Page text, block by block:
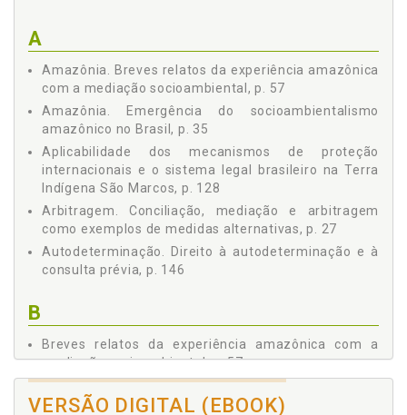
5 BREVES RELATOS DA EXPERIÊNCIA AMAZÔNICA COM
A MEDIAÇÃO SOCIOAMBIENTAL, p. 57
5.1 Caso do Primeiro Polo de Conciliação e Mediação
Indígena do Brasil Dentro da Terra Indígena Raposa
Serra do Sol, p. 58
5.2 Caso da Construção do Linhão de Tucuruí Dentro
da Terra Indígena Waimiri Atroari, p. 61
5.3 Caso da Construção do Linhão de Guri Dentro da
Terra Indígena São Marcos, p. 65
6 CONCLUSÃO, p. 69
7 REFERÊNCIAS, p. 70
SEGUNDA PARTE, p. 73
1 INTRODUÇÃO, p. 73
p. 76
2.1 De Território Federal a Estado: a Diversidade
2.2.1 Etnografia: indígenas ou caboclos?, p. 83
A
Amazônia. Breves relatos da experiência amazônica
com a mediação socioambiental, p. 57
Amazônia. Emergência do socioambientalismo
amazônico no Brasil, p. 35
Aplicabilidade dos mecanismos de proteção
internacionais e o sistema legal brasileiro na Terra
Indígena São Marcos, p. 128
Arbitragem. Conciliação, mediação e arbitragem
como exemplos de medidas alternativas, p. 27
Autodeterminação. Direito à autodeterminação e à
consulta prévia, p. 146
B
Breves relatos da experiência amazônica com a
mediação socioambiental, p. 57
C
VERSÃO DIGITAL (EBOOK)